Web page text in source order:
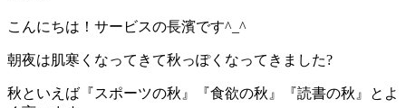
こんにちは！サービスの長濱です^_^
朝夜は肌寒くなってきて秋っぽくなってきました?
秋といえば『スポーツの秋』『食欲の秋』『読書の秋』とよ